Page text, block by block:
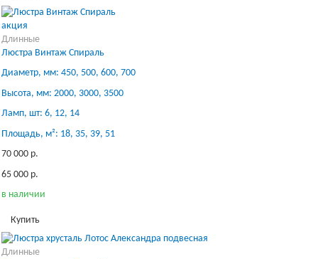
акция
Длинные
Люстра Винтаж Спираль
Диаметр, мм: 450, 500, 600, 700
Высота, мм: 2000, 3000, 3500
Ламп, шт: 6, 12, 14
Площадь, м²: 18, 35, 39, 51
70 000 р.
65 000 р.
в наличии
Купить
Длинные